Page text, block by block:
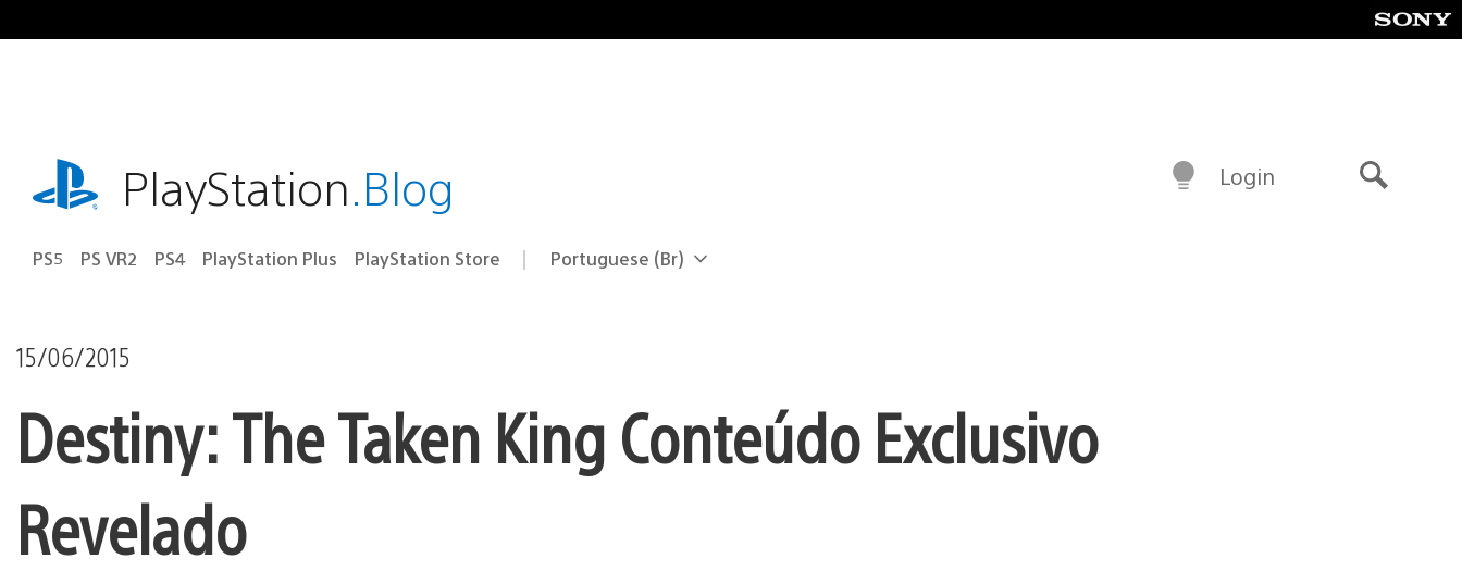
para
playstation.comPlayStation.Blog
PS5 PS VR2 PS4 PlayStation Plus PlayStation Store Selecione
Região
Portuguese (Br)
Login
15/06/2015
Destiny: The Taken King Conteúdo Exclusivo
Revelado